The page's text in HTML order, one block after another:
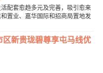
配套愈趋多元及完善，吸引愈来
置业、嘉华国际和招商局置地发
区新贵珑碧尊享屯马线优